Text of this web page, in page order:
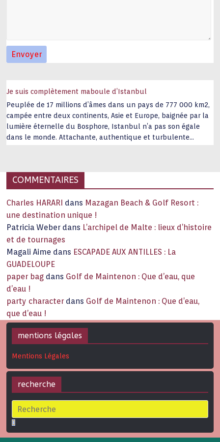
Je suis complètement maboule d’Istanbul
Peuplée de 17 millions d’âmes dans un pays de 777 000 km2,
campée entre deux continents, Asie et Europe, baignée par la
lumière éternelle du Bosphore, Istanbul n’a pas son égale
dans le monde. Attachante, authentique et turbulente
COMMENTAIRES
Charles HARARI dans Mazagan Beach & Golf Resort :
une destination unique !
Patricia Weber dans L’archipel de Malte : lieux d’histoire
et de tournages
Magali Aime dans ESCAPADE AUX ANTILLES : La
GUADELOUPE
paper bag dans Golf de Maintenon : Que d’eau, que
d’eau !
party character dans Golf de Maintenon : Que d’eau,
que d’eau !
mentions légales
Mentions Légales
recherche